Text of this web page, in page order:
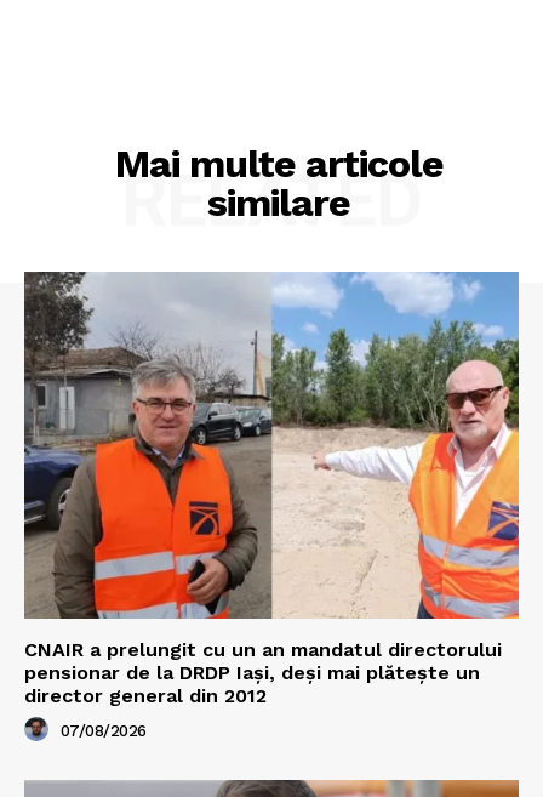
Mai multe articole
similare
RELATED
CNAIR a prelungit cu un an mandatul directorului
pensionar de la DRDP Iași, deși mai plătește un
director general din 2012
07/08/2026